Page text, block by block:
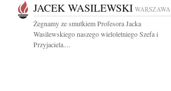
JACEK WASILEWSKI WARSZAWA
Żegnamy ze smutkiem Profesora Jacka
Wasilewskiego naszego wieloletniego Szefa i
Przyjaciela....